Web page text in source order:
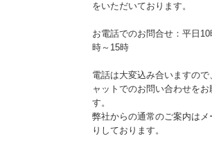
をいただいております。
お電話でのお問合せ：平日
時～15時
電話は大変込み合いますので
ャットでのお問い合わせをお
す。
弊社からの通常のご案内はメ
りしております。